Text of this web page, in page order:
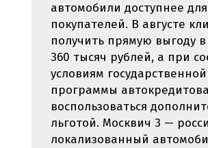
автомобили доступнее
покупателей. В августе
получить прямую выгоду
360 тысяч рублей, а при
условиям государственной
программы
воспользоваться
льготой. Москвич 3 —
локализованный